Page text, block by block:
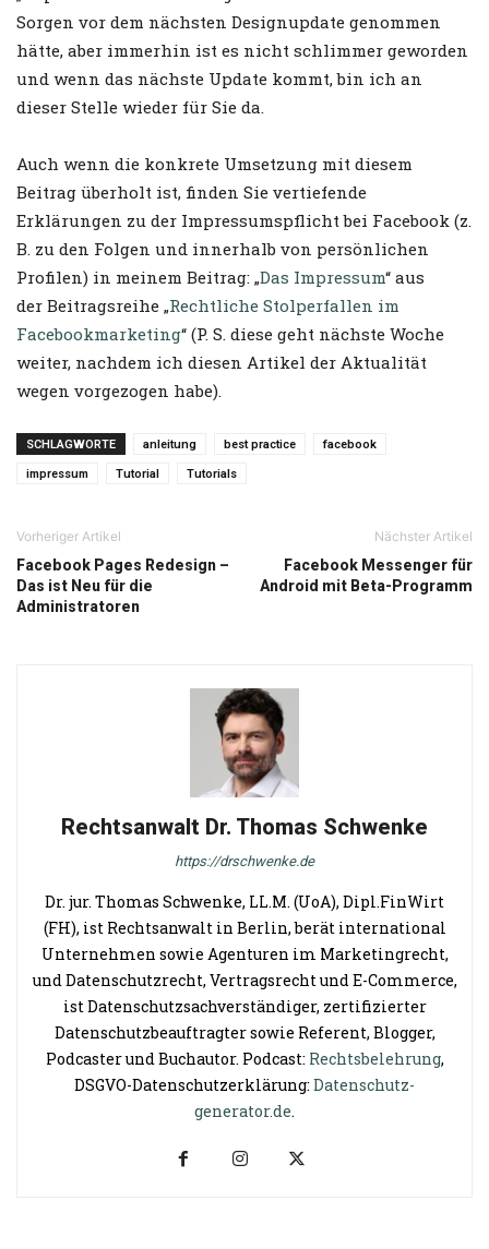
Sorgen vor dem nächsten Designupdate genommen
hätte, aber immerhin ist es nicht schlimmer geworden
und wenn das nächste Update kommt, bin ich an
dieser Stelle wieder für Sie da.
Auch wenn die konkrete Umsetzung mit diesem
Beitrag überholt ist, finden Sie vertiefende
Erklärungen zu der Impressumspflicht bei Facebook (z.
B. zu den Folgen und innerhalb von persönlichen
Profilen) in meinem Beitrag: „Das Impressum“ aus
der Beitragsreihe „Rechtliche Stolperfallen im
Facebookmarketing“ (P. S. diese geht nächste Woche
weiter, nachdem ich diesen Artikel der Aktualität
wegen vorgezogen habe).
SCHLAGWORTE anleitung best practice facebook
impressum Tutorial Tutorials
Vorheriger Artikel
Facebook Pages Redesign –
Das ist Neu für die
Administratoren
Nächster Artikel
Facebook Messenger für
Android mit Beta-Programm
Rechtsanwalt Dr. Thomas Schwenke
https://drschwenke.de
Dr. jur. Thomas Schwenke, LL.M. (UoA), Dipl.FinWirt
(FH), ist Rechtsanwalt in Berlin, berät international
Unternehmen sowie Agenturen im Marketingrecht,
und Datenschutzrecht, Vertragsrecht und E-Commerce,
ist Datenschutzsachverständiger, zertifizierter
Datenschutzbeauftragter sowie Referent, Blogger,
Podcaster und Buchautor. Podcast: Rechtsbelehrung,
DSGVO-Datenschutzerklärung: Datenschutz-
generator.de.